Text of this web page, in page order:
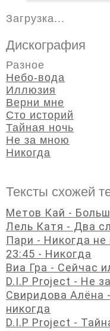
Загрузка...
Дискография
Разное
Небо-вода
Иллюзия
Верни мне
Сто историй
Тайная ночь
Не за мною
Никогда
Тексты схожей
Метов Кай -
Лель Катя - Два
Пари - Никогда не
23:45 - Никогда
Виа Гра - Сейчас
D.I.P Project - Не
Свиридова Алёна
никогда
D.I.P Project -